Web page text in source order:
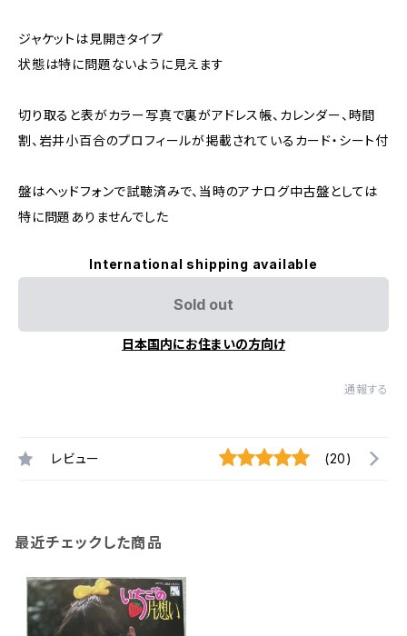
ジャケットは見開きタイプ
状態は特に問題ないように見えます
切り取ると表がカラー写真で裏がアドレス帳、カレンダー、時間
割、岩井小百合のプロフィールが掲載されているカード・シート付
盤はヘッドフォンで試聴済みで、当時のアナログ中古盤としては
特に問題ありませんでした
International shipping available
Sold out
日本国内にお住まいの方向け
通報する
レビュー (20)
最近チェックした商品